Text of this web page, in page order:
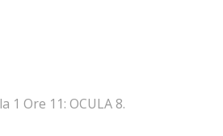
Ore 11: OCULA 8.